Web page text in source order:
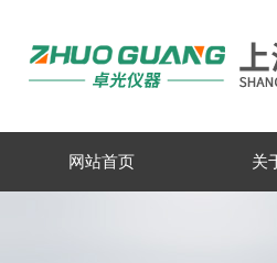
网站首页 关